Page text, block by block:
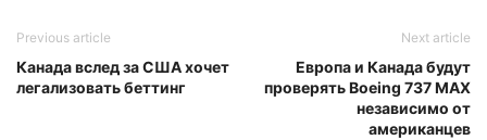
Previous article
Канада вслед за США хочет
легализовать беттинг
Next article
Европа и Канада будут
проверять Boeing 737 MAX
независимо от
американцев